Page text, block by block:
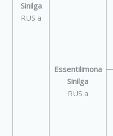
Sinilga
RUS a
Essentilimona
Sinilga
RUS a